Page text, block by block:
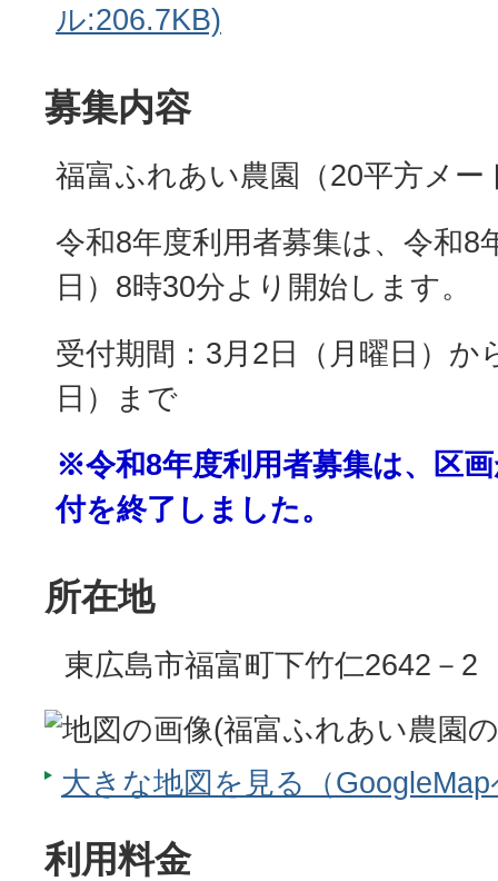
ル:206.7KB)
募集内容
福富ふれあい農園（20平方メー
令和8年度利用者募集は、令和8
日）8時30分より開始します。
受付期間：3月2日（月曜日）か
日）まで
※令和8年度利用者募集は、区
付を終了しました。
所在地
東広島市福富町下竹仁2642－2
大きな地図を見る（
利用料金